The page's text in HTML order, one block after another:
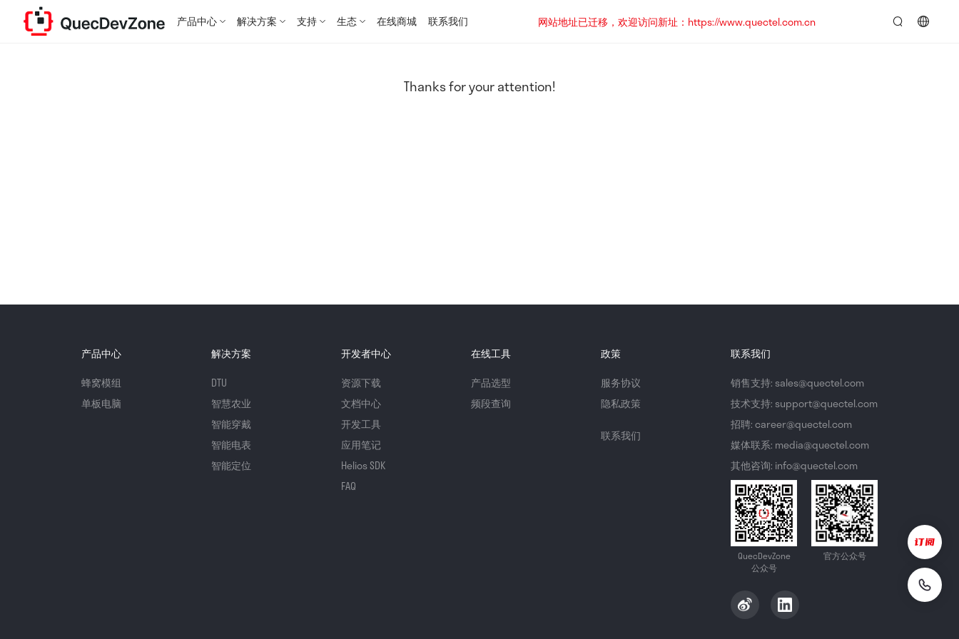
产品中心 解决方案 支持 生态 在线商城 联系我们
网站地址已迁移，欢迎访问新址：https://www.quectel.com.cn
Thanks for your attention!
产品中心
蜂窝模组
单板电脑
解决方案
DTU
智慧农业
智能穿戴
智能电表
智能定位
开发者中心
资源下载
文档中心
开发工具
应用笔记
Helios SDK
FAQ
在线工具
产品选型
频段查询
政策
服务协议
隐私政策
联系我们
联系我们
销售支持: sales@quectel.com
技术支持: support@quectel.com
招聘: career@quectel.com
媒体联系: media@quectel.com
其他咨询: info@quectel.com
QuecDevZone
公众号
官方公众号